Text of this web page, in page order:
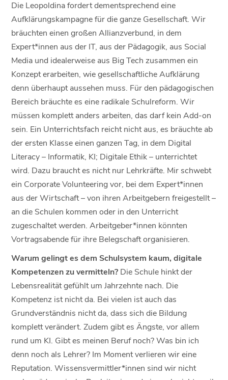
Die Leopoldina fordert dementsprechend eine
Aufklärungskampagne für die ganze Gesellschaft. Wir
bräuchten einen großen Allianzverbund, in dem
Expert*innen aus der IT, aus der Pädagogik, aus Social
Media und idealerweise aus Big Tech zusammen ein
Konzept erarbeiten, wie gesellschaftliche Aufklärung
denn überhaupt aussehen muss. Für den pädagogischen
Bereich bräuchte es eine radikale Schulreform. Wir
müssen komplett anders arbeiten, das darf kein Add-on
sein. Ein Unterrichtsfach reicht nicht aus, es bräuchte ab
der ersten Klasse einen ganzen Tag, in dem Digital
Literacy – Informatik, KI; Digitale Ethik – unterrichtet
wird. Dazu braucht es nicht nur Lehrkräfte. Mir schwebt
ein Corporate Volunteering vor, bei dem Expert*innen
aus der Wirtschaft – von ihren Arbeitgebern freigestellt –
an die Schulen kommen oder in den Unterricht
zugeschaltet werden. Arbeitgeber*innen könnten
Vortragsabende für ihre Belegschaft organisieren.
Warum gelingt es dem Schulsystem kaum, digitale
Kompetenzen zu vermitteln? Die Schule hinkt der
Lebensrealität gefühlt um Jahrzehnte nach. Die
Kompetenz ist nicht da. Bei vielen ist auch das
Grundverständnis nicht da, dass sich die Bildung
komplett verändert. Zudem gibt es Ängste, vor allem
rund um KI. Gibt es meinen Beruf noch? Was bin ich
denn noch als Lehrer? Im Moment verlieren wir eine
Reputation. Wissensvermittler*innen sind wir nicht